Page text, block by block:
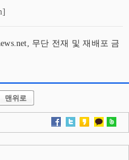
무단 전재 및 재배포 금
맨위로